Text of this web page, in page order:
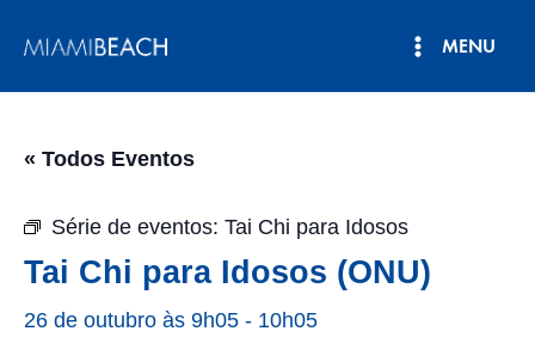
para
MENU
« Todos Eventos
Série de eventos: Tai Chi para Idosos
Tai Chi para Idosos (ONU)
26 de outubro às 9h05 - 10h05